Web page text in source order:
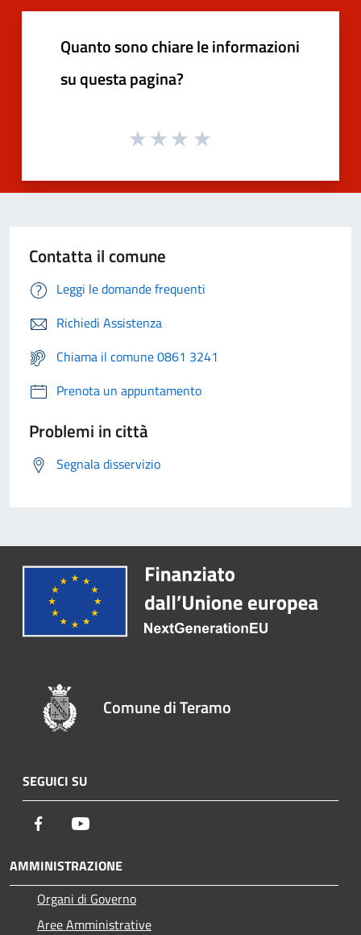
Quanto sono chiare le informazioni
su questa pagina?
Contatta il comune
Leggi le domande frequenti
Richiedi Assistenza
Chiama il comune 0861 3241
Prenota un appuntamento
Problemi in città
Segnala disservizio
Comune di Teramo
SEGUICI SU
Facebook
AMMINISTRAZIONE
Organi di Governo
Aree Amministrative